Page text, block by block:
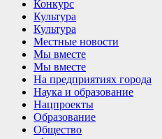
Конкурс
Культура
Культура
Местные новости
Мы вместе
Мы вместе
На предприятиях города
Наука и образование
Нацпроекты
Образование
Общество